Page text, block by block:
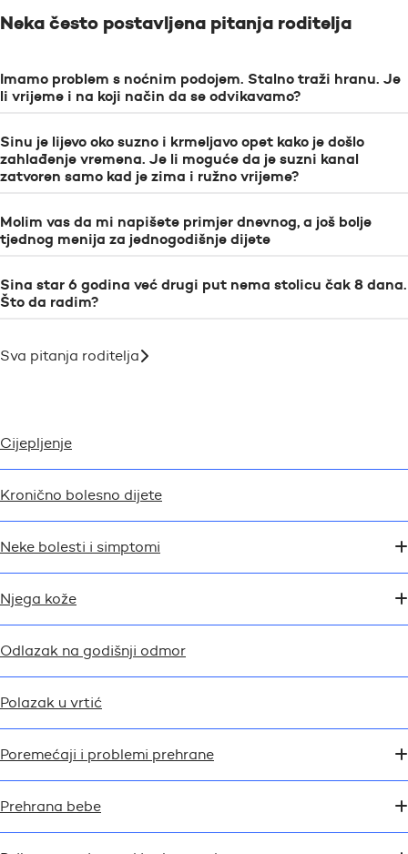
Neka često postavljena pitanja roditelja
Imamo problem s noćnim podojem. Stalno traži hranu. Je
li vrijeme i na koji način da se odvikavamo?
Sinu je lijevo oko suzno i krmeljavo opet kako je došlo
zahlađenje vremena. Je li moguće da je suzni kanal
zatvoren samo kad je zima i ružno vrijeme?
Molim vas da mi napišete primjer dnevnog, a još bolje
tjednog menija za jednogodišnje dijete
Sina star 6 godina već drugi put nema stolicu čak 8 dana.
Što da radim?
Sva pitanja roditelja
Cijepljenje
Kronično bolesno dijete
Neke bolesti i simptomi
Njega kože
Odlazak na godišnji odmor
Polazak u vrtić
Poremećaji i problemi prehrane
Prehrana bebe